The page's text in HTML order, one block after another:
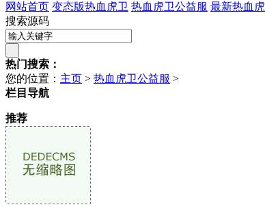
网站首页 变态版热血虎卫 热血虎卫公益服 最新热血
搜索源码
热门搜索：
您的位置： 主页 > 热血虎卫公益服 >
栏目导航
推荐